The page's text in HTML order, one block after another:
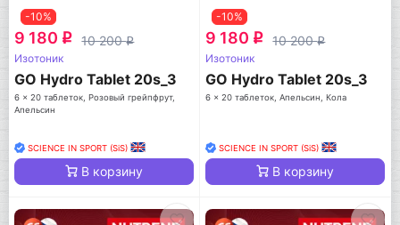
-10%
9 180 q 10 200q
Изотоник
GO Hydro Tablet 20s_3
6 x 20 таблеток, Розовый грейпфрут,
Апельсин
SCIENCE IN SPORT (SiS)
В корзину
-10%
9 180 q 10 200q
Изотоник
GO Hydro Tablet 20s_3
6 x 20 таблеток, Апельсин, Кола
SCIENCE IN SPORT (SiS)
В корзину